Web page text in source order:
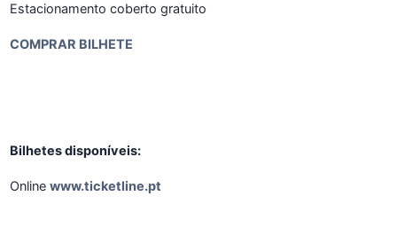
Estacionamento coberto gratuito
COMPRAR BILHETE
Bilhetes disponíveis:
Online www.ticketline.pt